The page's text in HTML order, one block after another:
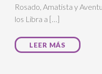
Rosado, Amatista y
los Libra a […]
LEER MÁS